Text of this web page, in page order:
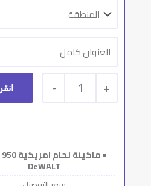
+
1
-
DeWALT